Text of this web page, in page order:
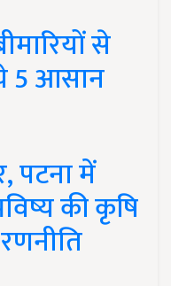
से
5 आसान
पटना में
की कृषि